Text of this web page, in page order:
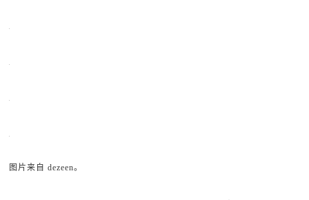
图片来自 dezeen。